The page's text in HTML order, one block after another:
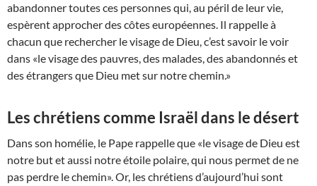
abandonner toutes ces personnes qui, au péril de leur vie,
espèrent approcher des côtes européennes. Il rappelle à
chacun que rechercher le visage de Dieu, c’est savoir le voir
dans «le visage des pauvres, des malades, des abandonnés et
des étrangers que Dieu met sur notre chemin.»
Les chrétiens comme Israël dans le désert
Dans son homélie, le Pape rappelle que «le visage de Dieu est
notre but et aussi notre étoile polaire, qui nous permet de ne
pas perdre le chemin». Or, les chrétiens d’aujourd’hui sont